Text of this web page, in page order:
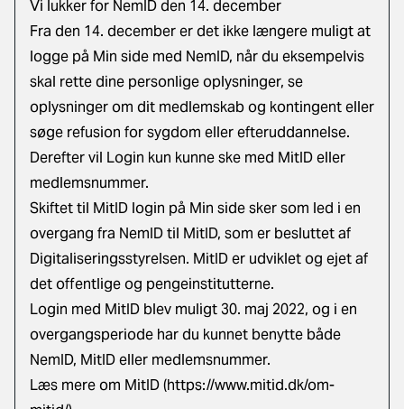
Vi lukker for NemID den 14. december
Fra den 14. december er det ikke længere muligt at
logge på Min side med NemID, når du eksempelvis
skal rette dine personlige oplysninger, se
oplysninger om dit medlemskab og kontingent eller
søge refusion for sygdom eller efteruddannelse.
Derefter vil Login kun kunne ske med MitID eller
medlemsnummer.
Skiftet til MitID login på Min side sker som led i en
overgang fra NemID til MitID, som er besluttet af
Digitaliseringsstyrelsen. MitID er udviklet og ejet af
det offentlige og pengeinstitutterne.
Login med MitID blev muligt 30. maj 2022, og i en
overgangsperiode har du kunnet benytte både
NemID, MitID eller medlemsnummer.
Læs mere om MitID (https://www.mitid.dk/om-